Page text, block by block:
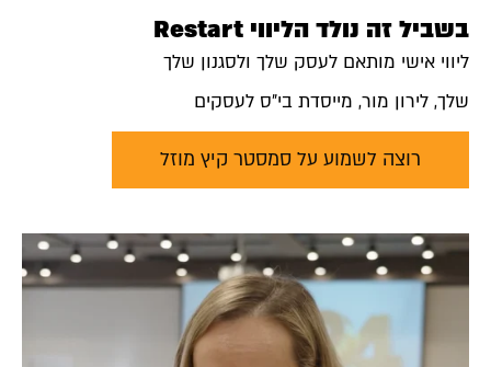
בשביל זה נולד הליווי Restart
ליווי אישי מותאם לעסק שלך ולסגנון שלך
שלך, לירון מור, מייסדת בי״ס לעסקים
רוצה לשמוע על סמסטר קיץ מוזל